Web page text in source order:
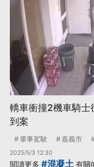
轎車衝撞2機車騎士
到案
肇事駕駛 嘉義市
2025/5/3 12:30
閱讀更多 #混凝土 有關